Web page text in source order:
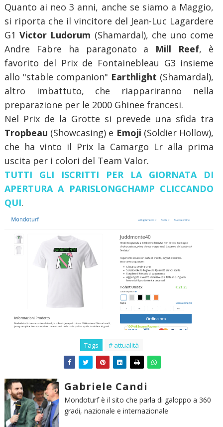
Quanto ai neo 3 anni, anche se siamo a Maggio,
si riporta che il vincitore del Jean-Luc Lagardere
G1Victor Ludorum (Shamardal), che uno come
Andre Fabre ha paragonato a Mill Reef, è
favorito del Prix de Fontainebleau G3 insieme
allo "stable companion" Earthlight (Shamardal),
altro imbattuto, che riappariranno nella
preparazione per le 2000 Ghinee francesi.
Nel Prix de la Grotte si prevede una sfida tra
Tropbeau (Showcasing) e Emoji (Soldier Hollow),
che ha vinto il Prix la Camargo Lr alla prima
uscita per i colori del Team Valor.
TUTTI GLI ISCRITTI PER LA GIORNATA DI
APERTURA A PARISLONGCHAMP CLICCANDO
QUI.
Tags # attualità
Gabriele Candi
Mondoturf è il sito che parla di galoppo a 360
gradi, nazionale e internazionale